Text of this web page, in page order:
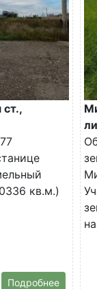
ст.,
кв.м.)
Подробнее